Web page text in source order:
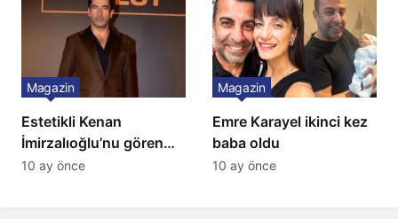
Estetikli Kenan
İmirzalıoğlu’nu gören
tanıyamıyor: Son hali
Magazin
10 ay önce
Emre Karayel ikinci kez
baba oldu
Magazin
10 ay önce